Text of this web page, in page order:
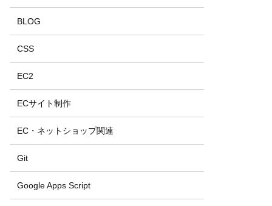
BLOG
CSS
EC2
ECサイト制作
EC・ネットショップ関連
Git
Google Apps Script